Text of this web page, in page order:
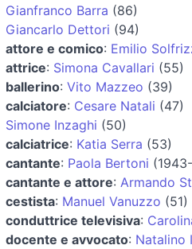
Gianfranco Barra (86)
Giancarlo Dettori (94)
attore e comico: Emilio
attrice: Simona Cavallari (55)
ballerino: Vito Mazzeo (39)
calciatore: Cesare Natali (47)
Simone Inzaghi (50)
calciatrice: Katia Serra (53)
cantante: Paola Bertoni
cantante e attore: Armando
cestista: Manuel Vanuzzo (51)
conduttrice televisiva:
docente e avvocato: Natalino